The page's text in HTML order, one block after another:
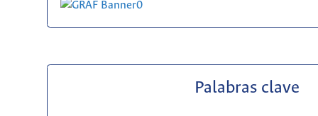
Palabras clave